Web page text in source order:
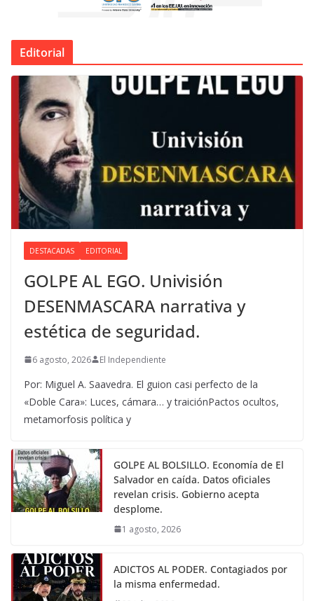
Editorial
DESTACADAS EDITORIAL
GOLPE AL EGO. Univisión
DESENMASCARA narrativa y
estética de seguridad.
6 agosto, 2026 El Independiente
Por: Miguel A. Saavedra. El guion casi perfecto de la
«Doble Cara»: Luces, cámara… y traiciónPactos ocultos,
metamorfosis política y
GOLPE AL BOLSILLO. Economía de El
Salvador en caída. Datos oficiales
revelan crisis. Gobierno acepta
desplome.
1 agosto, 2026
ADICTOS AL PODER. Contagiados por
la misma enfermedad.